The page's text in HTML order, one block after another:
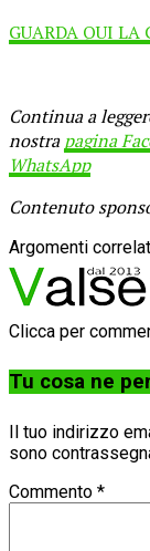
GUARDA QUI LA
Continua a
nostrapagina
WhatsApp
Contenuto
Argomenti
Clicca per
Tu cosa ne
Il tuo indirizzo
sono
Commento *